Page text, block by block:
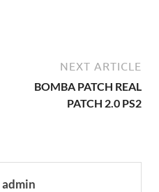
NEXT ARTICLE
BOMBA PATCH REAL
PATCH 2.0 PS2